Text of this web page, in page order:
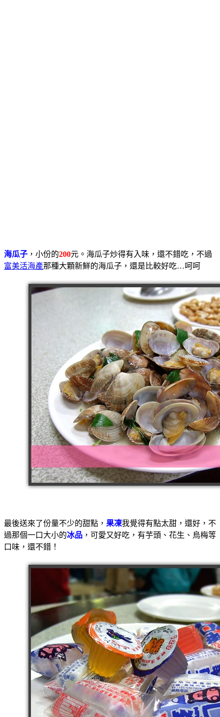
海瓜子 ，小份的200元。海瓜子炒得有入味，還不錯吃，不過
富美活海產那種大顆新鮮的海瓜子，還是比較好吃…呵呵
最後送來了份量不少的甜點， 果凍我覺得有點太甜，還好，不
過那個一口大小的冰品 ，可愛又好吃，有芋頭、花生、烏梅等
口味，還不錯！